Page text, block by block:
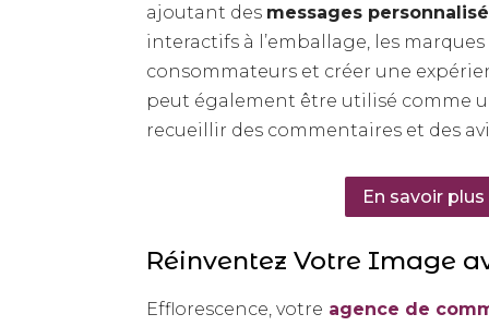
ajoutant des messages
interactifs à l’emballage, les
consommateurs et créer une
peut également être utilisé comme
recueillir des commentaires et des
En savoir plus
Réinventez Votre Image
Efflorescence, votre agence de